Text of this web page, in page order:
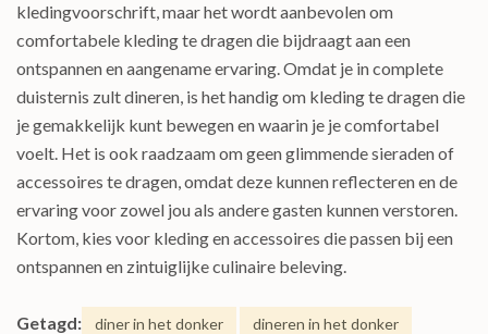
kledingvoorschrift, maar het wordt aanbevolen om
comfortabele kleding te dragen die bijdraagt aan een
ontspannen en aangename ervaring. Omdat je in complete
duisternis zult dineren, is het handig om kleding te dragen die
je gemakkelijk kunt bewegen en waarin je je comfortabel
voelt. Het is ook raadzaam om geen glimmende sieraden of
accessoires te dragen, omdat deze kunnen reflecteren en de
ervaring voor zowel jou als andere gasten kunnen verstoren.
Kortom, kies voor kleding en accessoires die passen bij een
ontspannen en zintuiglijke culinaire beleving.
Getagd: diner in het donker
dineren in het donker